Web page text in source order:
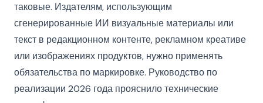
таковые. Издателям, использующим
сгенерированные ИИ визуальные материалы или
текст в редакционном контенте, рекламном креативе
или изображениях продуктов, нужно применять
обязательства по маркировке. Руководство по
реализации 2026 года прояснило технические